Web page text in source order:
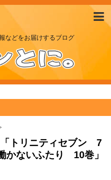
などをお届けするブログ
トリニティセブン 7
かないふたり 10巻」